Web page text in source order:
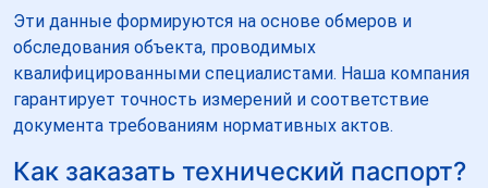
Эти данные формируются на основе обмеров и
обследования объекта, проводимых
квалифицированными специалистами. Наша компания
гарантирует точность измерений и соответствие
документа требованиям нормативных актов.
Как заказать технический паспорт?